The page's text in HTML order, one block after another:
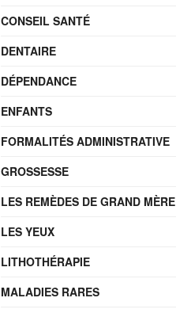
CONSEIL SANTÉ
DENTAIRE
DÉPENDANCE
ENFANTS
FORMALITÉS ADMINISTRATIVE
GROSSESSE
LES REMÈDES DE GRAND MÈRE
LES YEUX
LITHOTHÉRAPIE
MALADIES RARES